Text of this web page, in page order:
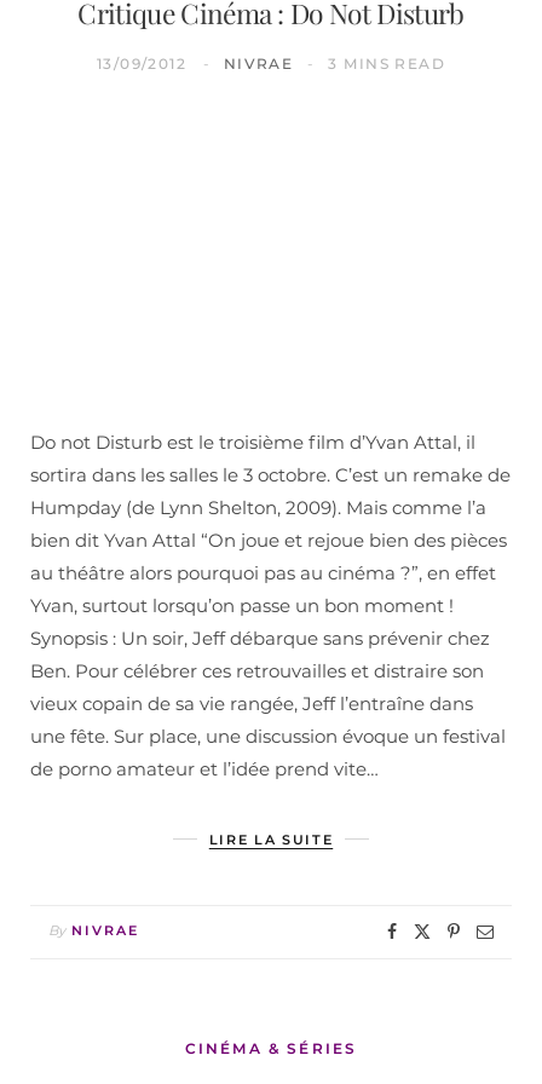
Critique Cinéma : Do Not Disturb
13/09/2012 NIVRAE 3 MINS READ
Do not Disturb est le troisième film d’Yvan Attal, il
sortira dans les salles le 3 octobre. C’est un remake de
Humpday (de Lynn Shelton, 2009). Mais comme l’a
bien dit Yvan Attal “On joue et rejoue bien des pièces
au théâtre alors pourquoi pas au cinéma ?”, en effet
Yvan, surtout lorsqu’on passe un bon moment !
Synopsis : Un soir, Jeff débarque sans prévenir chez
Ben. Pour célébrer ces retrouvailles et distraire son
vieux copain de sa vie rangée, Jeff l’entraîne dans
une fête. Sur place, une discussion évoque un festival
de porno amateur et l’idée prend vite…
LIRE LA SUITE
By NIVRAE
CINÉMA & SÉRIES